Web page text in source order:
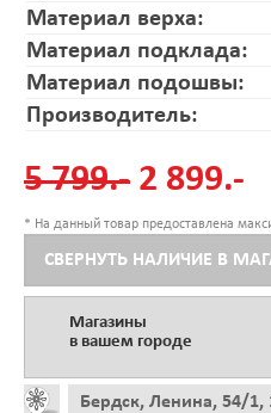
Материал верха:
Материал подклада:
Материал подошвы:
Производитель:
5 799.- 2 899.-
* На данный товар предоставлена
СВЕРНУТЬ НАЛИЧИЕ В
Магазины
в вашем городе
Бердск, Ленина, 54/1,